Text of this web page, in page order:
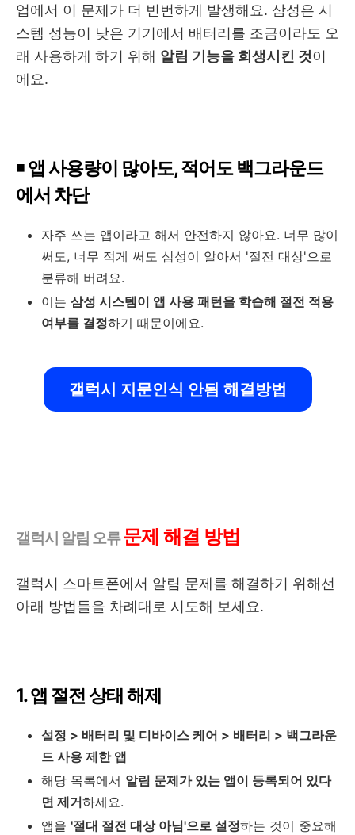
업에서 이 문제가 더 빈번하게 발생해요. 삼성은 시
스템 성능이 낮은 기기에서 배터리를 조금이라도 오
래 사용하게 하기 위해 알림 기능을 희생시킨 것이
에요.
◾앱 사용량이 많아도, 적어도 백그라운드
에서 차단
자주 쓰는 앱이라고 해서 안전하지 않아요. 너무 많이
써도, 너무 적게 써도 삼성이 알아서 '절전 대상'으로
분류해 버려요.
이는 삼성 시스템이 앱 사용 패턴을 학습해 절전 적용
여부를 결정하기 때문이에요.
갤럭시 지문인식 안됨 해결방법
갤럭시 알림 오류문제 해결 방법
갤럭시 스마트폰에서 알림 문제를 해결하기 위해선
아래 방법들을 차례대로 시도해 보세요.
1. 앱 절전 상태 해제
설정 > 배터리 및 디바이스 케어 > 배터리 > 백그라운
드 사용 제한 앱
해당 목록에서 알림 문제가 있는 앱이 등록되어 있다
면 제거하세요.
앱을 '절대 절전 대상 아님'으로 설정하는 것이 중요해